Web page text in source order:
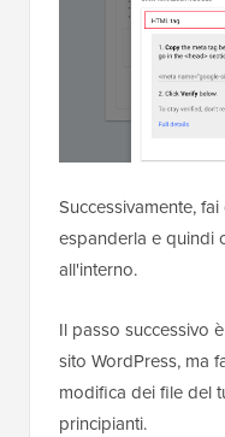
Successivamente,
espanderla e quindi
all'interno.
Il passo successivo
sito WordPress, ma
modifica dei file del
principianti.